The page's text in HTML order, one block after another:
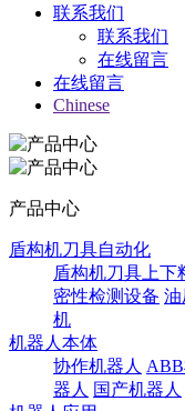
联系我们
联系我们
在线留言
在线留言
Chinese
产品中心
盾构机刀具自动化
盾构机刀具上下
密性检测设备 油
机
机器人本体
协作机器人 ABB
器人 国产机器人